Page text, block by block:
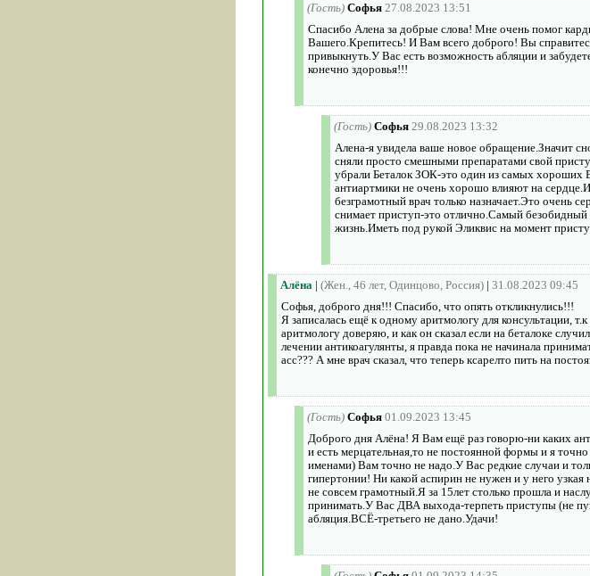
(Гость) Софья 27.08.2023 13:51
Спасибо Алена за добрые слова! Мне очень помог
Вашего.Крепитесь! И Вам всего доброго! Вы
привыкнуть.У Вас есть возможность абляции и
конечно здоровья!!!
(Гость) Софья 29.08.2023 13:32
Алена-я увидела ваше новое обращение.Значит
сняли просто смешными препаратами свой
убрали Беталок ЗОК-это один из самых хороших
антиартмики не очень хорошо влияют на
безграмотный врач только назначает.Это очень
снимает приступ-это отлично.Самый
жизнь.Иметь под рукой Эликвис на момент
Алёна | (Жен., 46 лет, Одинцово, Россия) | 31.08.2023 09:45
Софья, доброго дня!!! Спасибо, что опять откликнулись!!!
Я записалась ещё к одному аритмологу для консультации,
аритмологу доверяю, и как он сказал если на беталоке
лечении антикоагулянты, я правда пока не начинала
асс??? А мне врач сказал, что теперь ксарелто пить на
(Гость) Софья 01.09.2023 13:45
Доброго дня Алёна! Я Вам ещё раз говорю-ни каких
и есть мерцательная,то не постоянной формы и я
именами) Вам точно не надо.У Вас редкие случаи и
гипертонии! Ни какой аспирин не нужен и у него
не совсем грамотный.Я за 15лет столько прошла и
принимать.У Вас ДВА выхода-терпеть приступы (не
абляция.ВСЁ-третьего не дано.Удачи!